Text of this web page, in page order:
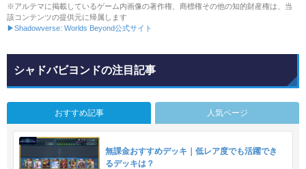
※アルテマに掲載しているゲーム内画像の著作権、商標権その他の知的財産権は、当
該コンテンツの提供元に帰属します
▶Shadowverse: Worlds Beyond公式サイト
シャドバビヨンドの注目記事
おすすめ記事 人気ページ
無課金おすすめデッキ｜低レア度でも活躍でき
るデッキは？